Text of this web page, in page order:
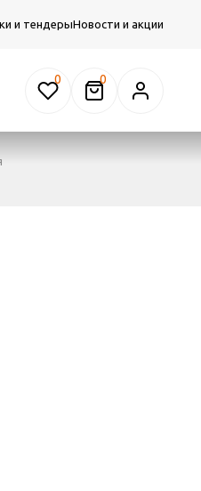
и тендерыНовости и акции
0